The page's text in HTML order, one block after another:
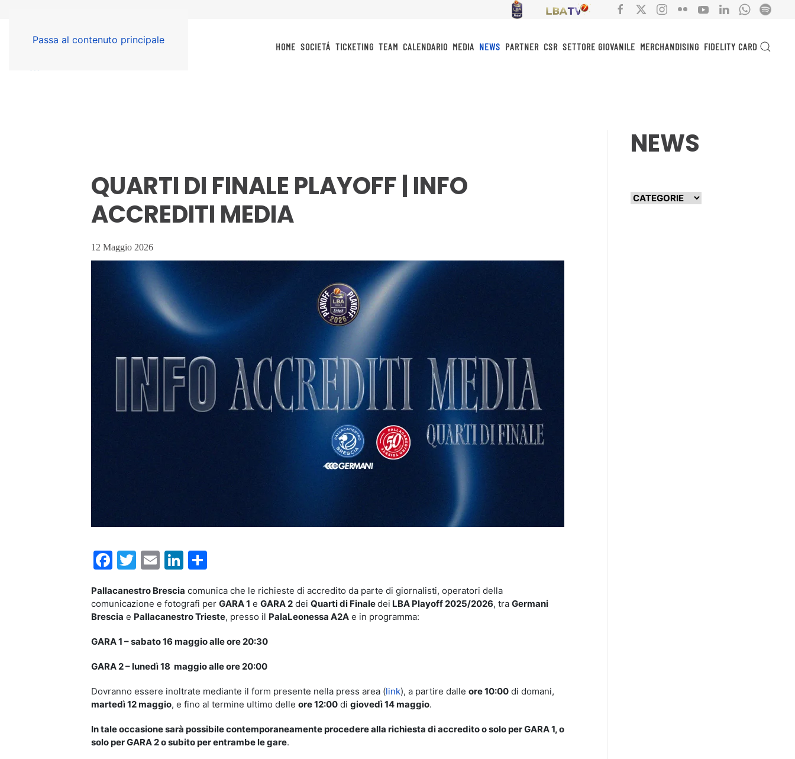
Passa al contenuto principale
HOME SOCIETÁ TICKETING TEAM CALENDARIO MEDIA NEWS PARTNER CSR SETTORE GIOVANILE MERCHANDISING FIDELITY CARD
QUARTI DI FINALE PLAYOFF | INFO
ACCREDITI MEDIA
12 Maggio 2026
Facebook
Twitter
EmailLinkedIn
Pallacanestro Brescia comunica che le richieste di accredito da parte di giornalisti, operatori della
comunicazione e fotografi per GARA 1 e GARA 2 dei Quarti di Finaledei LBA Playoff 2025/2026, tra Germani
Brescia e Pallacanestro Trieste, presso il PalaLeonessa A2A e in programma:
GARA 1 – sabato 16 maggio alle ore 20:30
GARA 2 – lunedì 18 maggio alle ore 20:00
Dovranno essere inoltrate mediante il form presente nella press area (link), a partire dalle ore 10:00 di domani,
martedì 12 maggio, e fino al termine ultimo delle ore 12:00 di giovedì 14 maggio.
In tale occasione sarà possibile contemporaneamente procedere alla richiesta di accredito o solo per GARA 1, o
solo per GARA 2 o subito per entrambe le gare.
NEWS